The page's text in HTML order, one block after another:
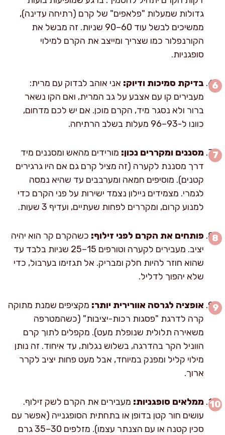
גדולות שמעלות "פלאפים" של קרם (רתיחה עדינה),
ממשיכים לבשל עוד 60–90 שניות. זה מבשל את
הקורנפלור כמו שצריך ומייצב את הקרם למילוי
סופגניות.
בדיקת סמיכות ודיוק: אני אוהב לבדוק עם מרית:
מעבירים קו עם אצבע על גב המרית, ואם הקו נשאר
ברור ולא נסגר מיד, הקרם מוכן. אם יש לכם מדחום,
כוונו ל-93–96 מעלות בשלב הרתיחה.
מסננים ומקררים נכון: מורידים מהאש ומסננים מיד
דרך מסננת לקערה (זה מציל קרם גם אם היו גרגירים
קטנים). מוסיפים חמאה ומערבבים עד שהיא נמסה
לגמרי. מצמידים ניילון נצמד ישירות על פני הקרם כדי
למנוע קרום, ומקררים לפחות שעתיים, ועדיף 3 שעות.
פותחים את הקרם לפני זילוף: כשהקרם קר הוא יהיה
יציב. מעבירים לקערה וטורפים 15–25 שניות בלבד עד
שהוא חוזר להיות חלק ומבריק. אל תגזימו בערבול, כדי
שלא יהפוך לדליל.
אופציה לגרסה אוורירית יותר: מקציפים שמנת מתוקה
קרה לדרגת "פסגות רכות-יציבות" (כשהמטרפה
משאירה תלולית שנופלת מעט). מקפלים לתוך קרם
הווניל הקר בהדרגה, בשלוש נגלות, עד איחוד. זה נותן
מילוי קליל ומפנק במיוחד, אבל מעט פחות יציב לקרר
ארוך.
ממלאים סופגניות: מעבירים את הקרם לשק זילוף.
עושים חור קטן בדופן או בתחתית הסופגנייה (אפשר עם
סכין קטנה או עם הצנתר עצמו). מזלפים 30–35 גרם